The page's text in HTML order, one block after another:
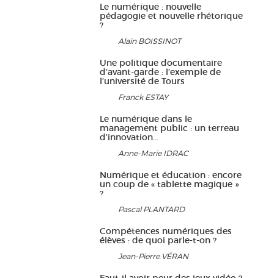
Le numérique : nouvelle
pédagogie et nouvelle rhétorique
?
Alain BOISSINOT
Une politique documentaire
d’avant-garde : l’exemple de
l’université de Tours
Franck ESTAY
Le numérique dans le
management public : un terreau
d’innovation…
Anne-Marie IDRAC
Numérique et éducation : encore
un coup de « tablette magique »
?
Pascal PLANTARD
Compétences numériques des
élèves : de quoi parle-t-on ?
Jean-Pierre VÉRAN